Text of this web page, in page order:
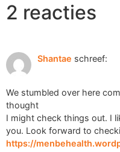
2 reacties
Shantae schreef:
We stumbled over here
thought
I might check things out. I
you. Look forward to
https://